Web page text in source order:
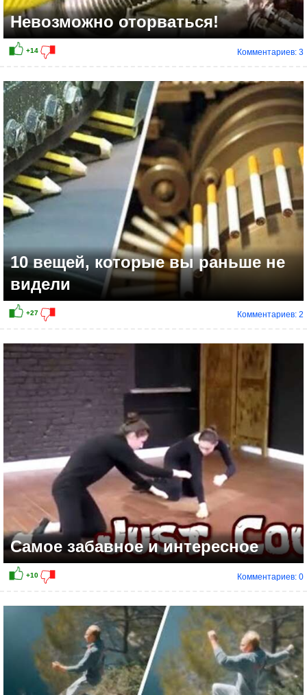
+6
Невозможно оторваться!
Комментариев: 3
10 вещей, которые вы раньше не
видели
Комментариев: 2
Самое забавное и интересное
Комментариев: 0